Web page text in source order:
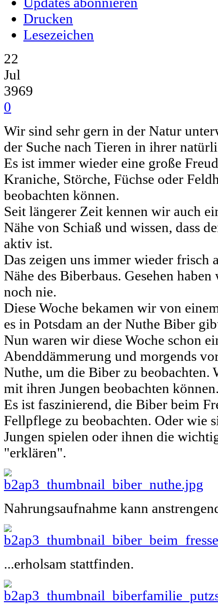
Drucken
Lesezeichen
22
Jul
3969
0
Wir sind sehr gern in der Natur
der Suche nach Tieren in ihrer
Es ist immer wieder eine große
Kraniche, Störche, Füchse oder
beobachten können.
Seit längerer Zeit kennen wir auch
Nähe von Schiaß und wissen, dass
aktiv ist.
Das zeigen uns immer wieder frisch
Nähe des Biberbaus. Gesehen
noch nie.
Diese Woche bekamen wir von
es in Potsdam an der Nuthe Biber
Nun waren wir diese Woche schon
Abenddämmerung und morgends
Nuthe, um die Biber zu beobachten.
mit ihren Jungen beobachten
Es ist faszinierend, die Biber beim
Fellpflege zu beobachten. Oder wie
Jungen spielen oder ihnen die
"erklären".
Nahrungsaufnahme kann
...erholsam stattfinden.